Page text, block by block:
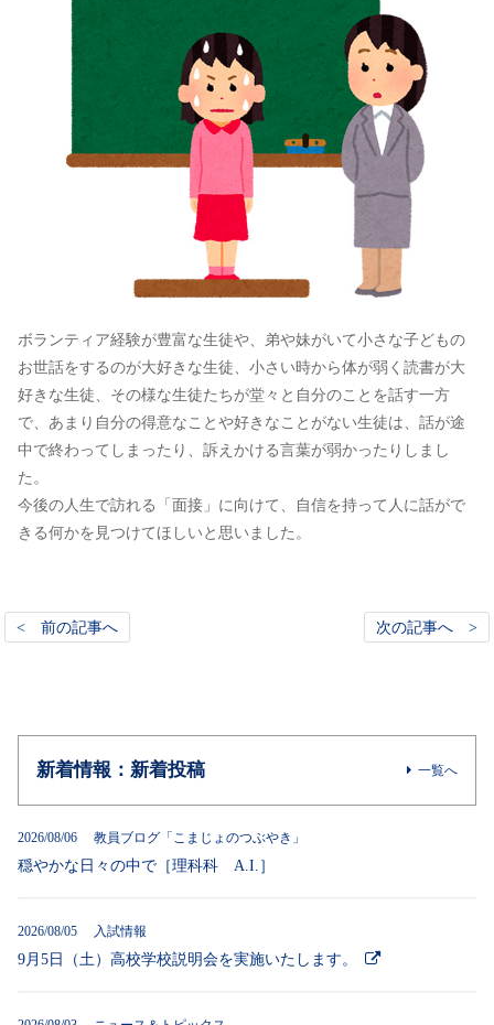
ボランティア経験が豊富な生徒や、弟や妹がいて小さな子どもの
お世話をするのが大好きな生徒、小さい時から体が弱く読書が大
好きな生徒、その様な生徒たちが堂々と自分のことを話す一方
で、あまり自分の得意なことや好きなことがない生徒は、話が途
中で終わってしまったり、訴えかける言葉が弱かったりしまし
た。
今後の人生で訪れる「面接」に向けて、自信を持って人に話がで
きる何かを見つけてほしいと思いました。
< 前の記事へ 次の記事へ >
新着情報：新着投稿 一覧へ
2026/08/06 教員ブログ「こまじょのつぶやき」
穏やかな日々の中で［理科科 A.I.］
2026/08/05 入試情報
9月5日（土）高校学校説明会を実施いたします。